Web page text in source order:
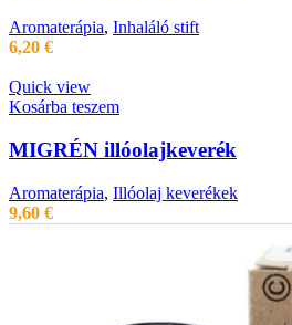
Aromaterápia, Inhaláló stift
6,20 €
Quick view
Kosárba teszem
MIGRÉN illóolajkeverék
Aromaterápia, Illóolaj keverékek
9,60 €